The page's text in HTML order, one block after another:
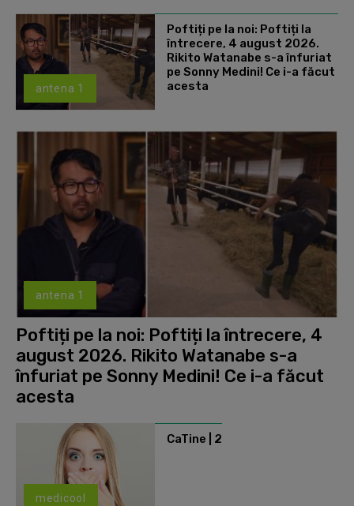
antena 1
Poftiți pe la noi: Poftiți la
întrecere, 4 august 2026.
Rikito Watanabe s-a înfuriat
pe Sonny Medini! Ce i-a făcut
acesta
antena 1
Poftiți pe la noi: Poftiți la întrecere, 4
august 2026. Rikito Watanabe s-a
înfuriat pe Sonny Medini! Ce i-a făcut
acesta
medicool
CaTine | 2